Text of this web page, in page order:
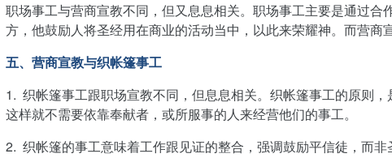
职场事工与营商宣教不同，但又息息相关。职场事工主要是通过
方，他鼓励人将圣经用在商业的活动当中，以此来荣耀神。而营商
五、营商宣教与织帐篷事工
1. 织帐篷事工跟职场宣教不同，但息息相关。织帐篷事工的原则
这样就不需要依靠奉献者，或所服事的人来经营他们的事工。
2. 织帐篷的事工意味着工作跟见证的整合，强调鼓励平信徒，而